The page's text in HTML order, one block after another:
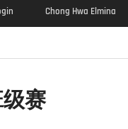
Chong Hwa Elmina
赛